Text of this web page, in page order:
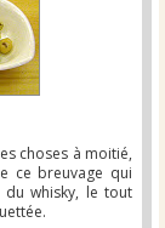
choses à moitié,
ce breuvage qui
whisky, le tout